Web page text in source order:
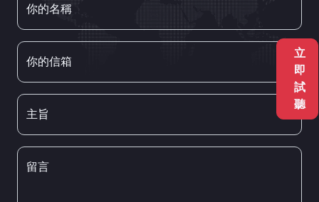
你的名稱
你的信箱
主旨
留言
立
即
試
聽